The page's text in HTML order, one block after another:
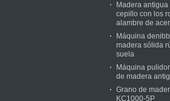
Madera
cepillo con los
alambre de
Máquina
madera sólida
suela
Máquina
de madera
Grano de
KC1000-5P